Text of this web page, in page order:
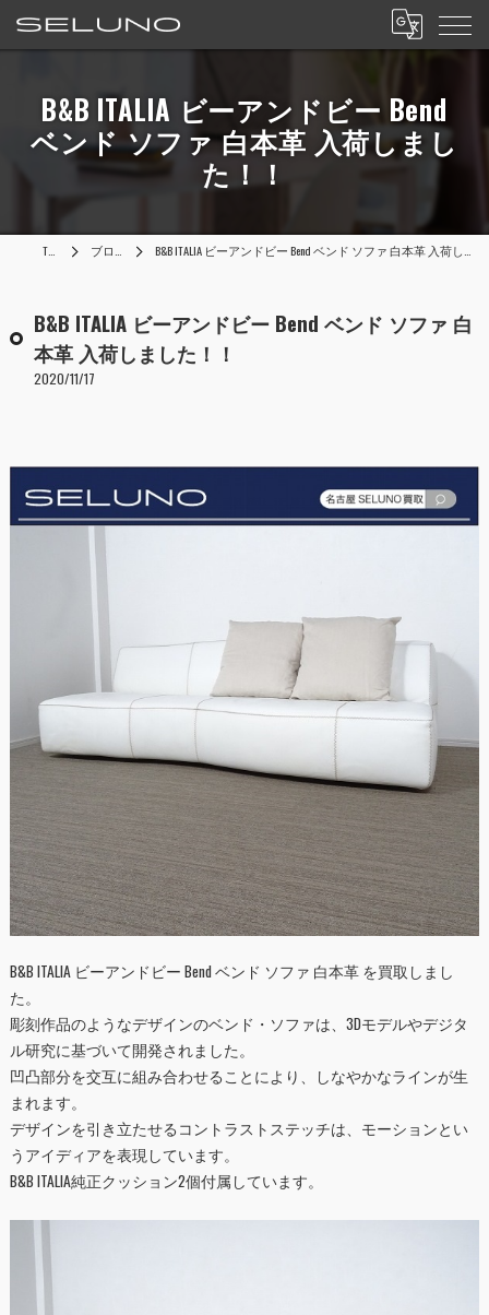
B&B ITALIA ビーアンドビー Bend
ベンド ソファ 白本革 入荷しまし
た！！
TOP ブログ B&B ITALIA ビーアンドビー Bend ベンド ソファ 白本革 入荷しました！！
B&B ITALIA ビーアンドビー Bend ベンド ソファ 白
本革 入荷しました！！
2020/11/17
B&B ITALIA ビーアンドビー Bend ベンド ソファ 白本革 を買取しまし
た。
彫刻作品のようなデザインのベンド・ソファは、3Dモデルやデジタ
ル研究に基づいて開発されました。
凹凸部分を交互に組み合わせることにより、しなやかなラインが生
まれます。
デザインを引き立たせるコントラストステッチは、モーションとい
うアイディアを表現しています。
B&B ITALIA純正クッション2個付属しています。